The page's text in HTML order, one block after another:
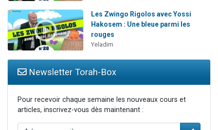
Les Zwingo Rigolos avec Yossi
Hakosem : Une bleue parmi les
rouges
Yeladim
Newsletter Torah-Box
Pour recevoir chaque semaine les nouveaux cours et
articles, inscrivez-vous dès maintenant :